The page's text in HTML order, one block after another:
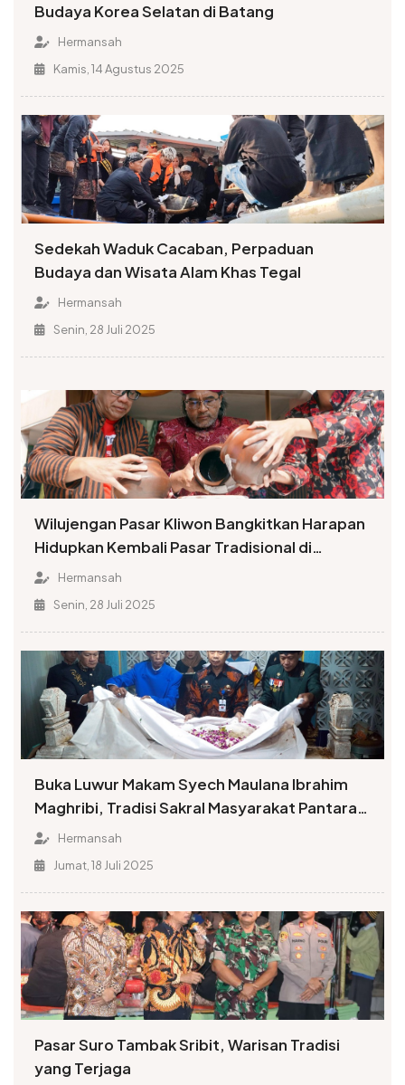
Budaya Korea Selatan di Batang
Hermansah
Kamis, 14 Agustus 2025
Sedekah Waduk Cacaban, Perpaduan
Budaya dan Wisata Alam Khas Tegal
Hermansah
Senin, 28 Juli 2025
Wilujengan Pasar Kliwon Bangkitkan Harapan
Hidupkan Kembali Pasar Tradisional di
Temanggung
Hermansah
Senin, 28 Juli 2025
Buka Luwur Makam Syech Maulana Ibrahim
Maghribi, Tradisi Sakral Masyarakat Pantaran
Kembali Digelar
Hermansah
Jumat, 18 Juli 2025
Pasar Suro Tambak Sribit, Warisan Tradisi
yang Terjaga